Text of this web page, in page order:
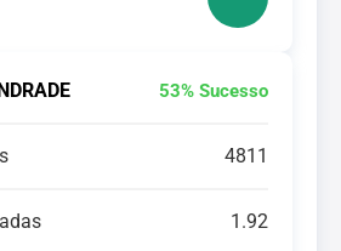
53% Sucesso
4811
1.92